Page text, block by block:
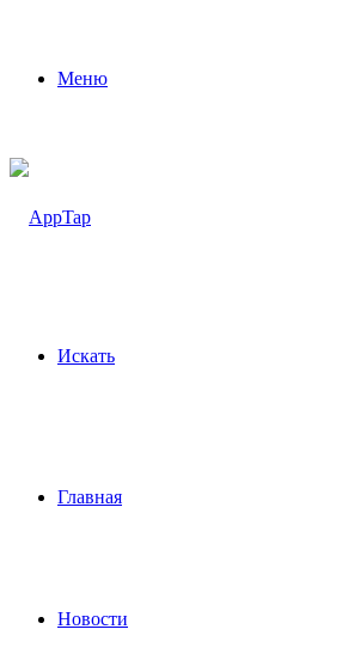
Меню
Искать
Главная
Новости